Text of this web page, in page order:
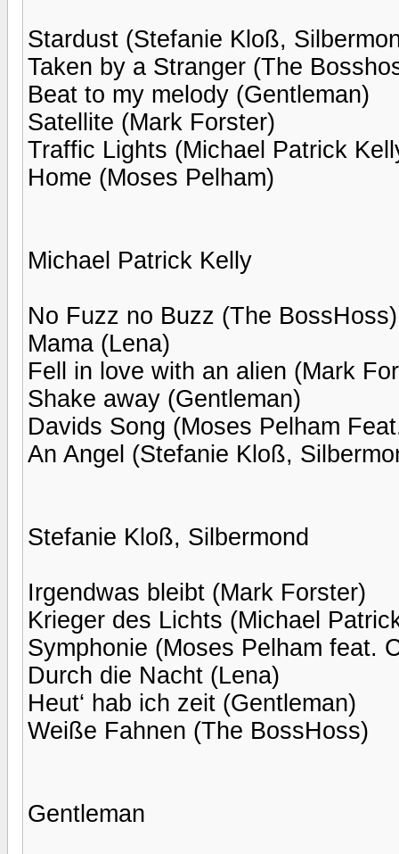
Stardust (Stefanie Kloß,
Taken by a Stranger (The
Beat to my melody (Gentleman)
Satellite (Mark Forster)
Traffic Lights (Michael Patrick
Home (Moses Pelham)
Michael Patrick Kelly
No Fuzz no Buzz (The BossHoss)
Mama (Lena)
Fell in love with an alien (Mark
Shake away (Gentleman)
Davids Song (Moses Pelham
An Angel (Stefanie Kloß,
Stefanie Kloß, Silbermond
Irgendwas bleibt (Mark Forster)
Krieger des Lichts (Michael
Symphonie (Moses Pelham feat.
Durch die Nacht (Lena)
Heut‘ hab ich zeit (Gentleman)
Weiße Fahnen (The BossHoss)
Gentleman